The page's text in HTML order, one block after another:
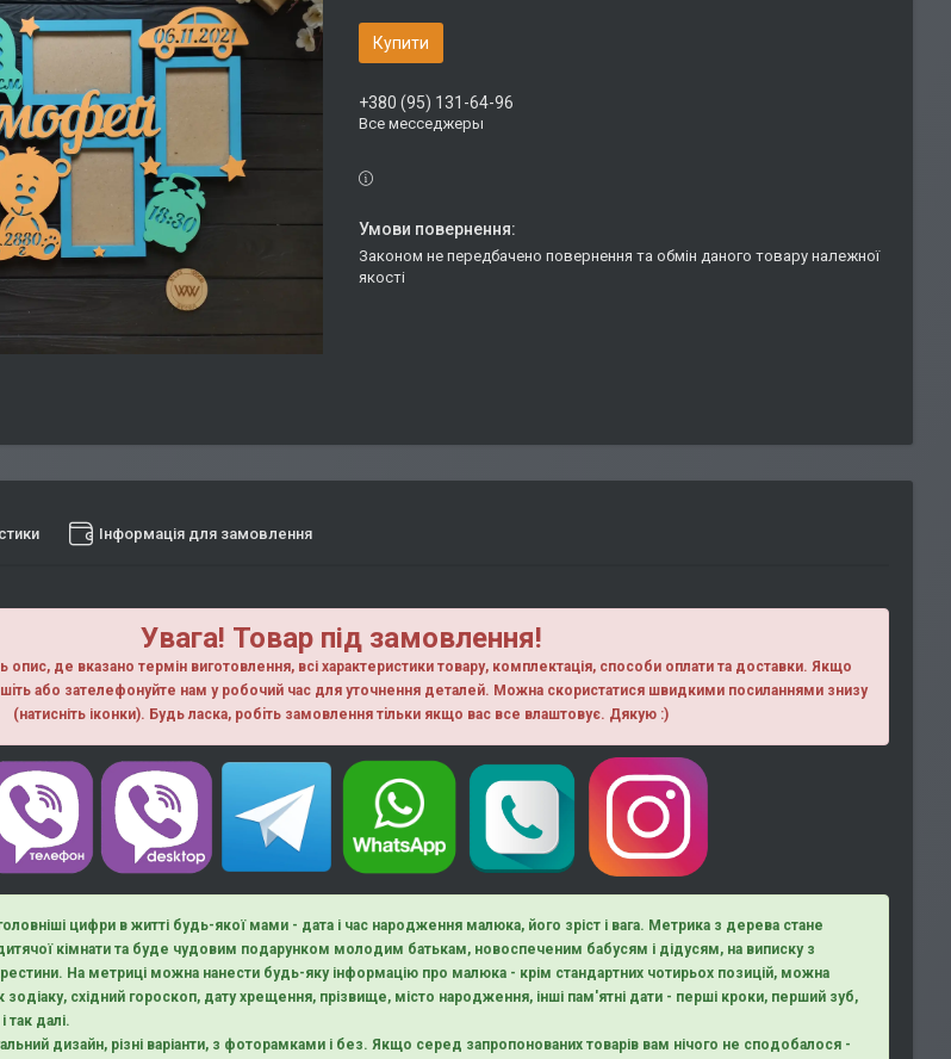
Купити
+380 (95) 131-64-96
Все месседжеры
Законом не передбачено повернення та обмін даного товару належної
якості
Інформація для замовлення
Увага! Товар під замовлення!
опис, де вказано термін виготовлення, всі характеристики товару, комплектація, способи оплати та доставки. Якщо
або зателефонуйте нам у робочий час для уточнення деталей. Можна скористатися швидкими посиланнями знизу
(натисніть іконки). Будь ласка, робiть замовлення тiльки якщо вас все влаштовує. Дякую :)
цифри в житті будь-якої мами - дата і час народження малюка, його зріст і вага. Метрика з дерева стане
кімнати та буде чудовим подарунком молодим батькам, новоспеченим бабусям і дідусям, на виписку з
На метриці можна нанести будь-яку інформацію про малюка - крім стандартних чотирьох позицій, можна
зодіаку, східний гороскоп, дату хрещення, прізвище, місто народження, інші пам'ятні дати - перші кроки, перший зуб,
далі.
дизайн, різні варіанти, з фоторамками і без. Якщо серед запропонованих товарів вам нічого не сподобалося -